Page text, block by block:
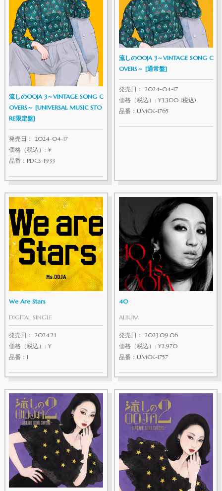
流しのOOJA 3～VINTAGE SONG C
OVERS～ [UNIVERSAL MUSIC STO
RE限定盤]
発売日： 2024-04-17
価格（税込）: ¥
品番：PDCS-1933
流しのOOJA 3～VINTAGE SONG C
OVERS～ [通常盤]
発売日： 2024-04-17
価格（税込）: ¥3,300 (税込)
品番：UMCK-1765
We Are Stars
DIGITAL SINGLE
発売日： 2024.2.1
価格（税込）: ¥
品番：1
40
ALBUM
発売日： 2023.09.06
価格（税込）: ¥2,970
品番：UMCK-1757